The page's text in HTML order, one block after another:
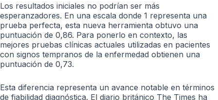
Los resultados iniciales no podrían ser más
esperanzadores. En una escala donde 1 representa una
prueba perfecta, esta nueva herramienta obtuvo una
puntuación de 0,86. Para ponerlo en contexto, las
mejores pruebas clínicas actuales utilizadas en pacientes
con signos tempranos de la enfermedad obtienen una
puntuación de 0,73.
Esta diferencia representa un avance notable en términos
de fiabilidad diagnóstica. El diario británico The Times ha